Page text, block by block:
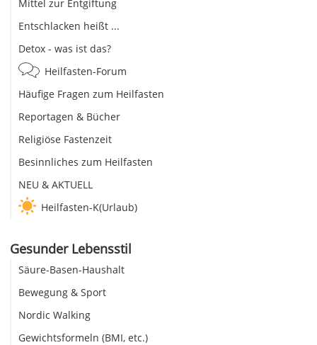
Mittel zur Entgiftung
Entschlacken heißt ...
Detox - was ist das?
Heilfasten-Forum
Häufige Fragen zum Heilfasten
Reportagen & Bücher
Religiöse Fastenzeit
Besinnliches zum Heilfasten
NEU & AKTUELL
Heilfasten-K(Urlaub)
Gesunder Lebensstil
Säure-Basen-Haushalt
Bewegung & Sport
Nordic Walking
Gewichtsformeln (BMI, etc.)